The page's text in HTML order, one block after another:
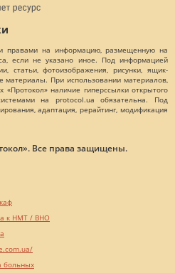
правами на информацию, размещенную на
если не указано иное. Под информацией
статьи, фотоизображения, рисунки, ящик-
материалы. При использовании материалов,
наличие гиперссылки открытого
на protocol.ua обязательна. Под
адаптация, рерайтинг, модификация
Все права защищены.
к НМТ / ВНО
больных